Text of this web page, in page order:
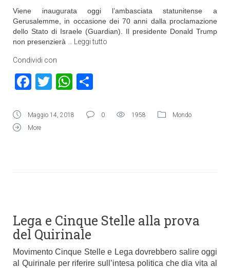
Viene inaugurata oggi l’ambasciata statunitense a
Gerusalemme, in occasione dei 70 anni dalla proclamazione
dello Stato di Israele (Guardian). Il presidente Donald Trump
non presenzierà
Leggi tutto
Condividi con
Facebook
TwitterWhatsApp
Maggio 14, 2018 0 1958
Mondo
More
Lega e Cinque Stelle alla prova
del Quirinale
Movimento Cinque Stelle e Lega dovrebbero salire oggi
al Quirinale per riferire sull’intesa politica che dia vita al